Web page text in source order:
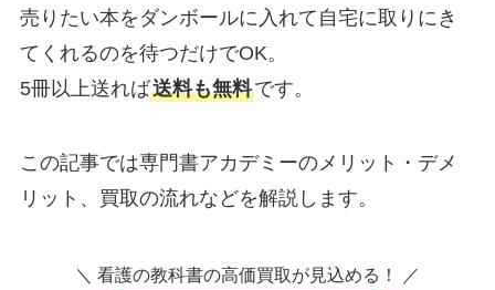
売りたい本をダンボールに入れて自宅に取りにき
てくれるのを待つだけでOK。
5冊以上送れば送料も無料です。
この記事では専門書アカデミーのメリット・デメ
リット、買取の流れなどを解説します。
＼ 看護の教科書の高価買取が見込める！ ／